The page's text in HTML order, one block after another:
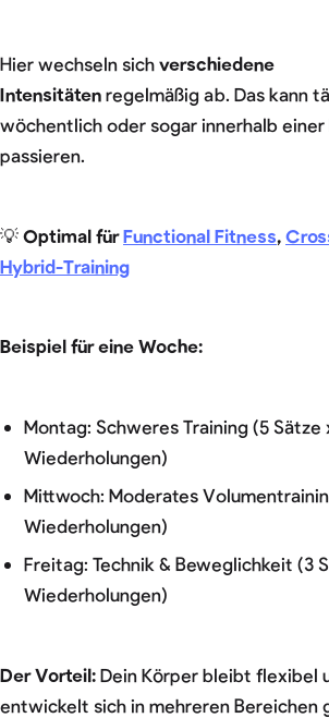
Hier wechseln sich verschiedene
Intensitäten regelmäßig ab. Das kann
wöchentlich oder sogar innerhalb einer
passieren.
💡 Optimal fürFunctional Fitness,
Hybrid-Training
Beispiel für eine Woche:
Montag: Schweres Training (5 Sätze
Wiederholungen)
Mittwoch: Moderates
Wiederholungen)
Freitag: Technik & Beweglichkeit (3
Wiederholungen)
Der Vorteil: Dein Körper bleibt flexibel
entwickelt sich in mehreren Bereichen